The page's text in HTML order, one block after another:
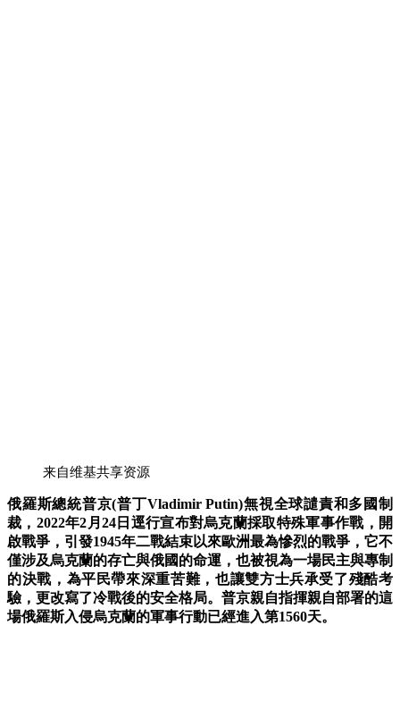
来自维基共享资源
俄羅斯總統普京(普丁Vladimir Putin)無視全球譴責和多國制
裁，2022年2月24日逕行宣布對烏克蘭採取特殊軍事作戰，開
啟戰爭，引發1945年二戰結束以來歐洲最為慘烈的戰爭，它不
僅涉及烏克蘭的存亡與俄國的命運，也被視為一場民主與專制
的決戰， 為平民帶來深重苦難，也讓雙方士兵承受了殘酷考
驗，更改寫了冷戰後的安全格局。 普京親自指揮親自部署的這
場俄羅斯入侵烏克蘭的軍事行動已經進入第1560天。